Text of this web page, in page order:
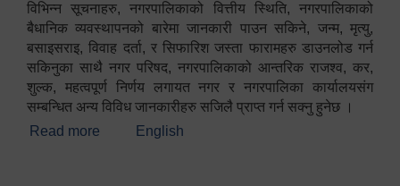
विभिन्न सूचनाहरु, नगरपालिकाको वित्तीय स्थिति, नगरपालिकाको
बैधानिक व्यवस्थापनको बारेमा जानकारी पाउन सकिने, जन्म, मृत्यु,
बसाइसराइ, विवाह दर्ता, र सिफारिश जस्ता फारामहरु डाउनलोड गर्न
सकिनुका साथै नगर परिषद, नगरपालिकाको आन्तरिक राजश्व, कर,
शुल्क, महत्वपूर्ण निर्णय लगायत नगर र नगरपालिका कार्यालयसंग
सम्बन्धित अन्य विविध जानकारीहरु सजिलै प्राप्त गर्न सक्नु हुनेछ ।
Read more about स्वागतम!!!
English